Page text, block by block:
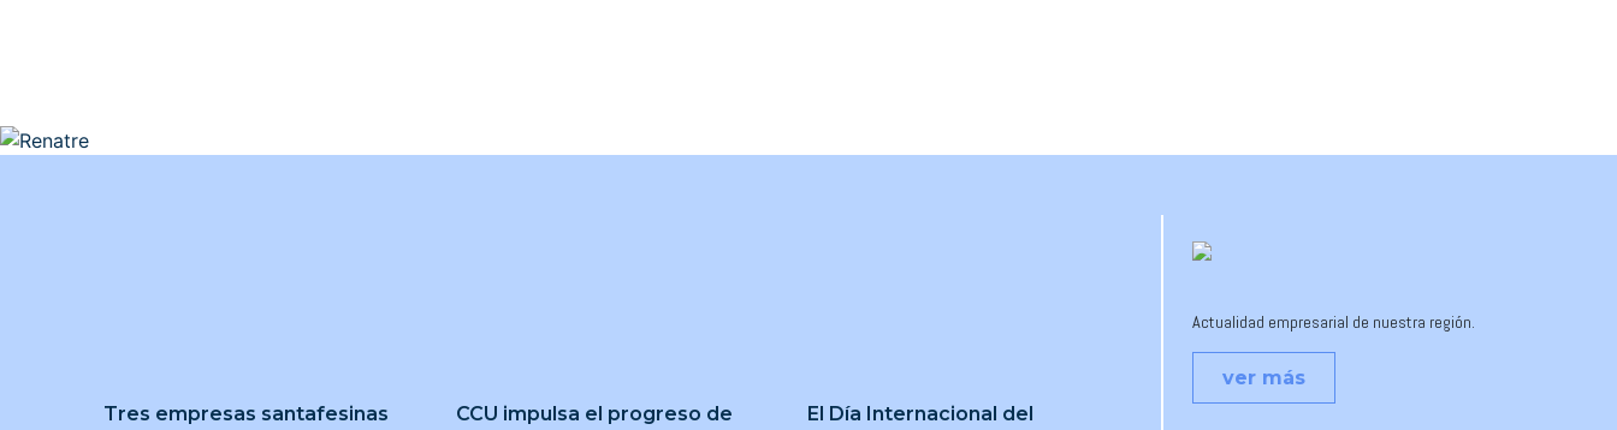
Tres empresas santafesinas
CCU impulsa el progreso de
El Día Internacional del
Actualidad empresarial de nuestra región.
ver más